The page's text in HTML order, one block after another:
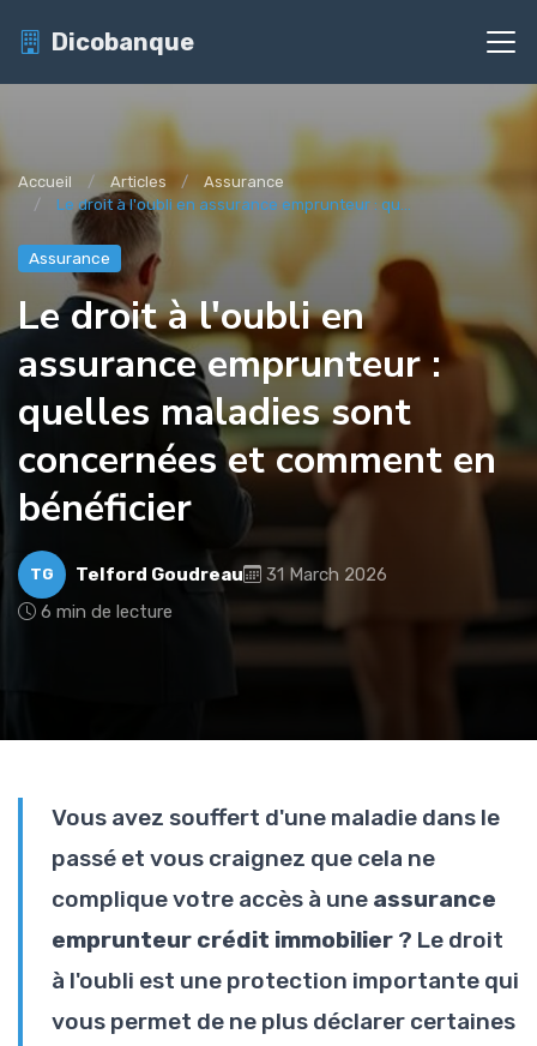
Dicobanque
Accueil Articles
Assurance
Le droit à l'oubli en assurance emprunteur : qu...
Assurance
Le droit à l'oubli en
assurance emprunteur :
quelles maladies sont
concernées et comment en
bénéficier
TG Telford Goudreau
31 March 2026
6 min de lecture
Vous avez souffert d'une maladie dans le
passé et vous craignez que cela ne
complique votre accès à une assurance
emprunteur crédit immobilier ? Le droit
à l'oubli est une protection importante qui
vous permet de ne plus déclarer certaines